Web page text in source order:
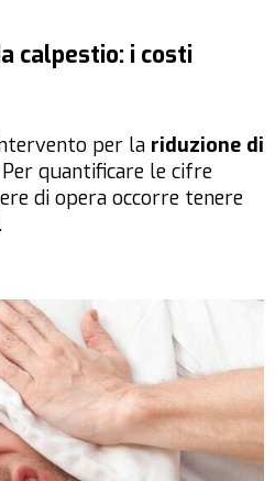
calpestio: i costi
per la riduzione di
quantificare le cifre
di opera occorre tenere